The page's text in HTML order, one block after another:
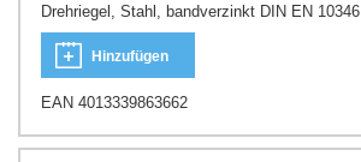
Drehriegel, Stahl, bandverzinkt DIN EN 10346
Hinzufügen
EAN 4013339863662